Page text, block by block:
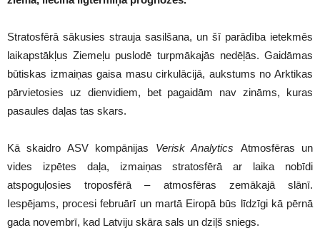
Stratosfērā sākusies strauja sasilšana, un šī parādība ietekmēs
laikapstākļus Ziemeļu puslodē turpmākajās nedēļās. Gaidāmas
būtiskas izmaiņas gaisa masu cirkulācijā, aukstums no Arktikas
pārvietosies uz dienvidiem, bet pagaidām nav zināms, kuras
pasaules daļas tas skars.
Kā skaidro ASV kompānijas Verisk Analytics Atmosfēras un
vides izpētes daļa, izmaiņas stratosfērā ar laika nobīdi
atspoguļosies troposfērā – atmosfēras zemākajā slānī.
Iespējams, procesi februārī un martā Eiropā būs līdzīgi kā pērnā
gada novembrī, kad Latviju skāra sals un dziļš sniegs.